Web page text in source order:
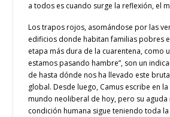
a todos es cuando surge la reflexión, el
Los trapos rojos, asomándose por las
edificios donde habitan familias pobres
etapa más dura de la cuarentena, como
estamos pasando hambre”, son un
de hasta dónde nos ha llevado este
global. Desde luego, Camus escribe en
mundo neoliberal de hoy, pero su
condición humana sigue teniendo toda